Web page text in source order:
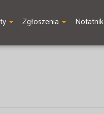
Zgłoszenia Notatnik